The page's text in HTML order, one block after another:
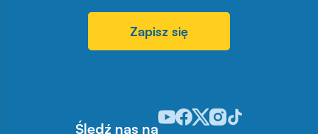
Zapisz się
Śledź nas na
Odwiedź nasz profil w serwisie
Odwiedź nasz profil w
Odwiedź nasz profil w
Odwiedź nasz profil w
Odwiedź nasz